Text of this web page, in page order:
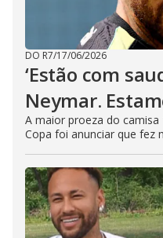
DO R7/17/06/2026
‘Estão com
Neymar.
A maior proeza do
Copa foi anunciar que fez